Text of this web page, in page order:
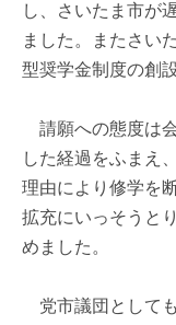
し、さいたま市が
ました。またさい
型奨学金制度の創
請願への態度は
した経過をふまえ
理由により修学を
拡充にいっそうと
めました。
党市議団として